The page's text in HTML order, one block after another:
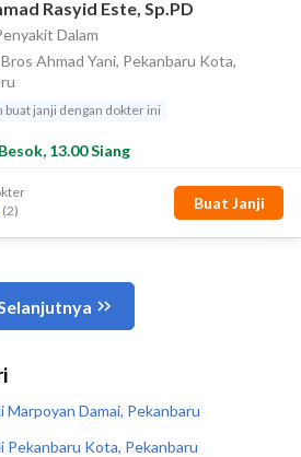
Damai, Pekanbaru
Pekanbaru Kota, Pekanbaru